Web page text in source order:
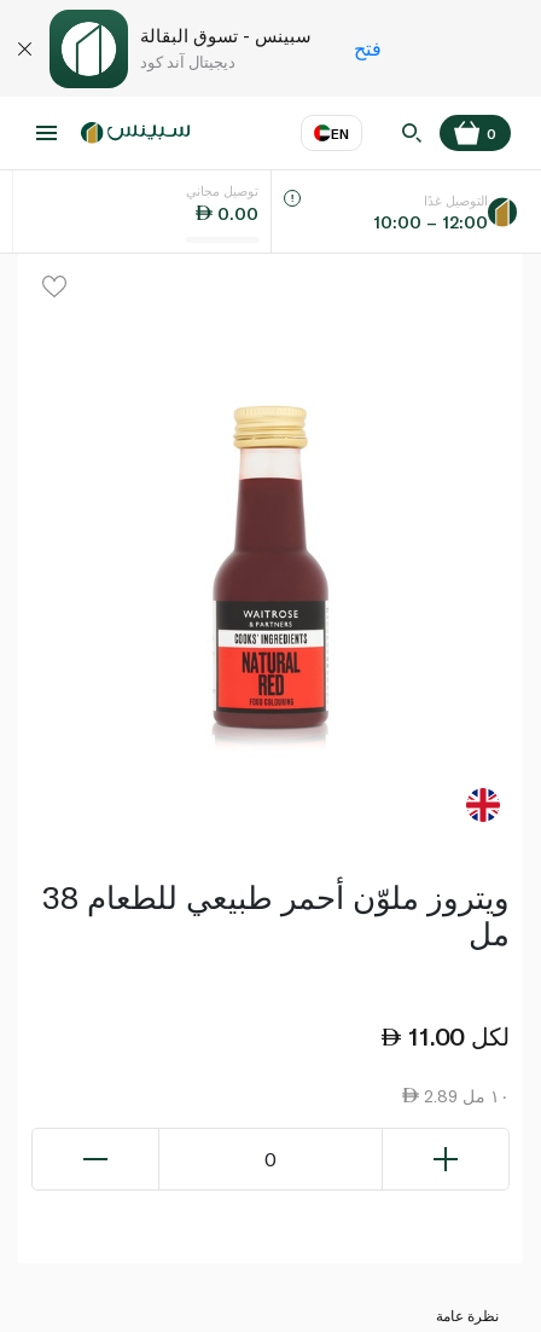
سبينس - تسوق البقالة
ديجيتال آند كود
فتح
EN
اللغة عر
0
توصيل مجاني
0.00
التوصيل غدًا
10:00 – 12:00
ويتروز ملوّن أحمر طبيعي للطعام 38
مل
11.00 لكل
2.89 ١٠ مل
0
نظرة عامة